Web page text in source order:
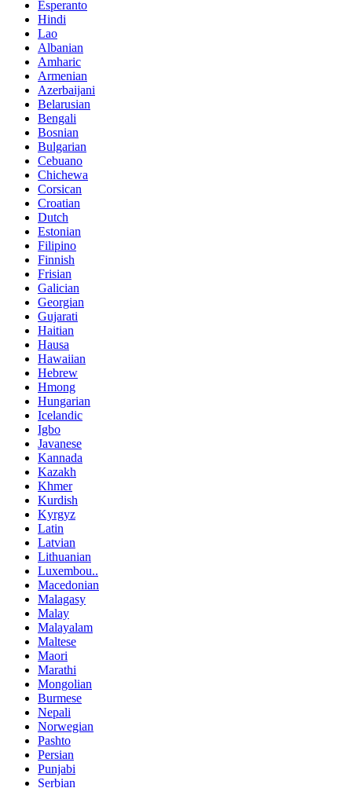
Esperanto
Hindi
Lao
Albanian
Amharic
Armenian
Azerbaijani
Belarusian
Bengali
Bosnian
Bulgarian
Cebuano
Chichewa
Corsican
Croatian
Dutch
Estonian
Filipino
Finnish
Frisian
Galician
Georgian
Gujarati
Haitian
Hausa
Hawaiian
Hebrew
Hmong
Hungarian
Icelandic
Igbo
Javanese
Kannada
Kazakh
Khmer
Kurdish
Kyrgyz
Latin
Latvian
Lithuanian
Luxembou..
Macedonian
Malagasy
Malay
Malayalam
Maltese
Maori
Marathi
Mongolian
Burmese
Nepali
Norwegian
Pashto
Persian
Punjabi
Serbian